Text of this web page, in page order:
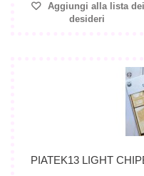
Aggiungi alla lista dei
desideri
PIATEK13 LIGHT